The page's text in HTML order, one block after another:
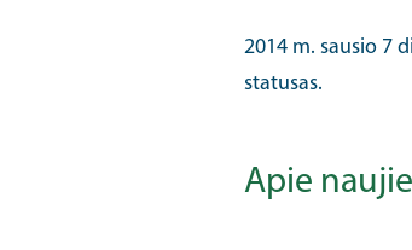
2014 m. sausio 7
statusas.
Apie